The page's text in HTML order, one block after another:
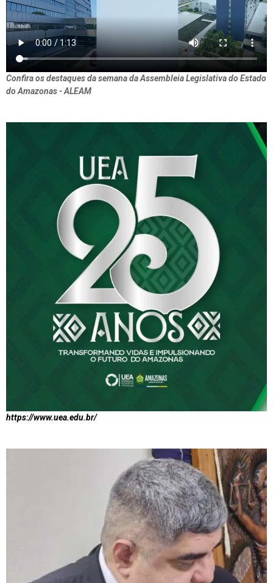
Confira os destaques da semana da Assembleia Legislativa do Estado
do Amazonas - ALEAM
https://www.uea.edu.br/